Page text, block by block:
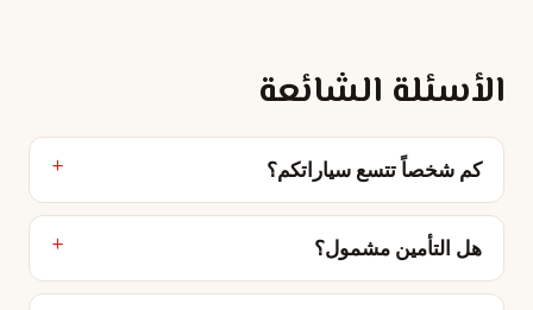
الأسئلة الشائعة
كم شخصاً تتسع سياراتكم؟
هل التأمين مشمول؟